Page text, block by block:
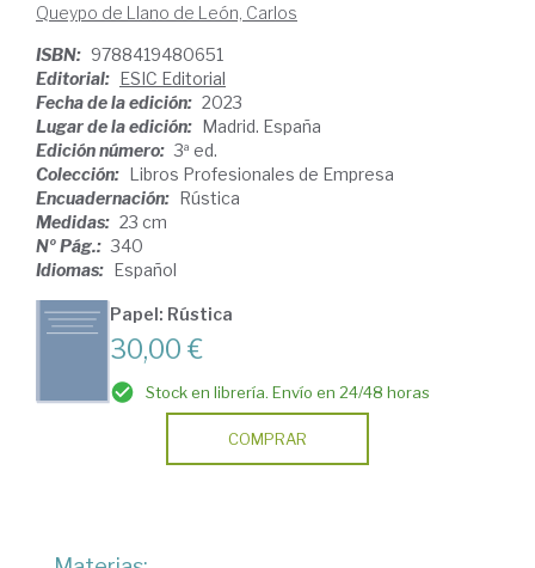
Queypo de Llano de León, Carlos
ISBN: 9788419480651
Editorial: ESIC Editorial
Fecha de la edición: 2023
Lugar de la edición: Madrid. España
Edición número: 3ª ed.
Colección: Libros Profesionales de Empresa
Encuadernación: Rústica
Medidas: 23 cm
Nº Pág.: 340
Idiomas: Español
Papel: Rústica
30,00 €
Stock en librería. Envío en 24/48 horas
COMPRAR